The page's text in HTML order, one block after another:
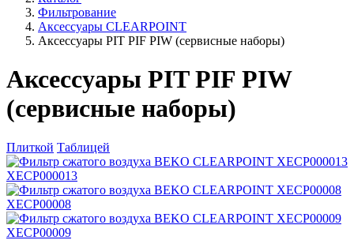
Фильтрование
Аксессуары CLEARPOINT
Аксессуары PIT PIF PIW (сервисные наборы)
Аксессуары PIT PIF PIW
(сервисные наборы)
Плиткой Таблицей
XECP000013
XECP00008
XECP00009